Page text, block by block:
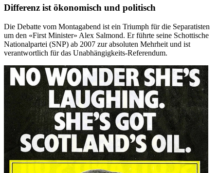
Differenz ist ökonomisch und politisch
Die Debatte vom Montagabend ist ein Triumph für die Separatisten
um den «First Minister» Alex Salmond. Er führte seine Schottische
Nationalpartei (SNP) ab 2007 zur absoluten Mehrheit und ist
verantwortlich für das Unabhängigkeits-Referendum.